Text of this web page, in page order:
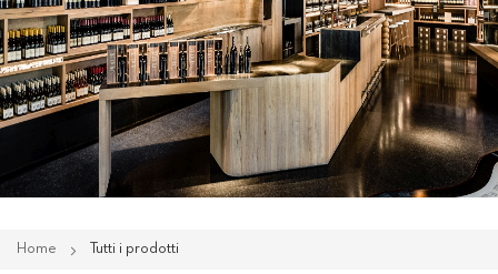
Home Tutti i prodotti